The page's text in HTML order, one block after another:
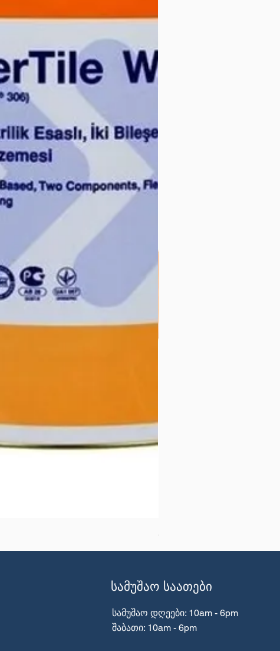
SikaTop® WP 667
სამუშაო საათები
სამუშაო დღეები: 10am - 6pm
​​შაბათი: 10am - 6pm